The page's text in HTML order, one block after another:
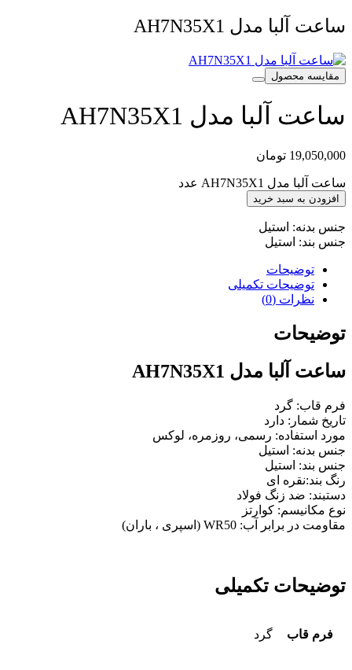
ساعت آلبا مدل AH7N35X1
مقایسه محصول
ساعت آلبا مدل AH7N35X1
19,050,000 تومان
ساعت آلبا مدل AH7N35X1 عدد
افزودن به سبد خرید
جنس بدنه: استیل
جنس بند: استیل
توضیحات
توضیحات تکمیلی
نظرات (0)
توضیحات
ساعت آلبا مدل AH7N35X1
فرم قاب: گرد
تاریخ شمار: دارد
مورد استفاده: رسمی، روزمره، لوکس
جنس بدنه: استیل
جنس بند: استیل
رنگ بند:نقره ای
دستبند: ضد زنگ فولاد
نوع مکانیسم: کوارتز
مقاومت در برابر آب: WR50 (اسپری ، باران)
توضیحات تکمیلی
فرم قاب گرد